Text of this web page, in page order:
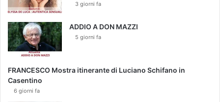
3 giorni fa
ADDIO A DON MAZZI
5 giorni fa
FRANCESCO Mostra itinerante di Luciano Schifano in
Casentino
6 giorni fa